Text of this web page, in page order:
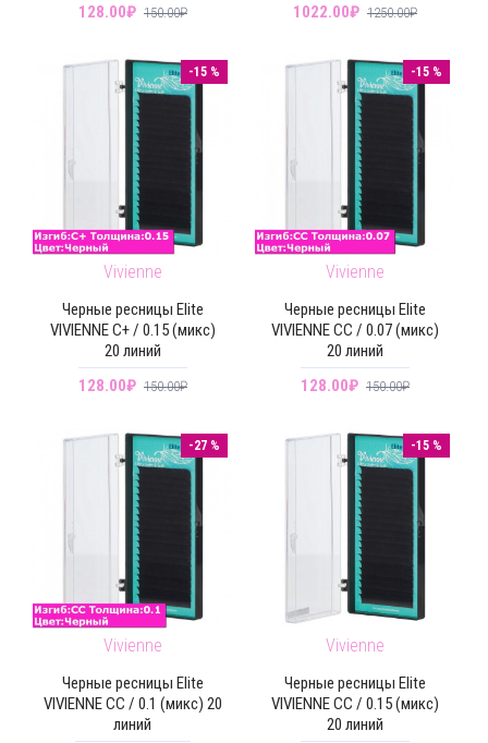
128.00₽ 150.00₽
1022.00₽ 1250.00₽
-15 %
Vivienne
Черные ресницы Elite
VIVIENNE C+ / 0.15 (микс)
20 линий
128.00₽ 150.00₽
-15 %
Vivienne
Черные ресницы Elite
VIVIENNE CC / 0.07 (микс)
20 линий
128.00₽ 150.00₽
-27 %
Vivienne
Черные ресницы Elite
VIVIENNE CC / 0.1 (микс) 20
линий
-15 %
Vivienne
Черные ресницы Elite
VIVIENNE CC / 0.15 (микс)
20 линий